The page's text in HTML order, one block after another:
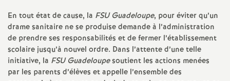
n
e
En tout état de cause, la FSU Guadeloupe, pour éviter qu’un
drame sanitaire ne se produise demande à l’administration
de prendre ses responsabilités et de fermer l’établissement
scolaire jusqu’à nouvel ordre. Dans l’attente d’une telle
initiative, la FSU Guadeloupesoutient les actions menées
par les parents d’élèves et appelle l’ensemble des